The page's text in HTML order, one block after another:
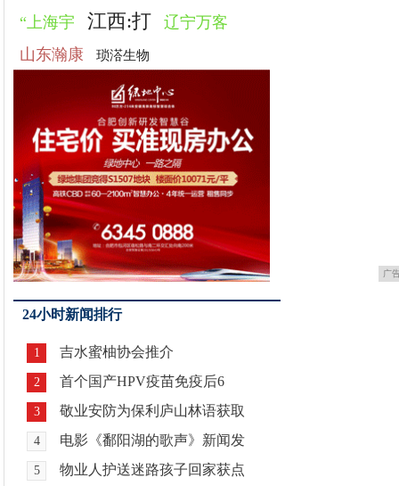
“上海宇 江西:打
辽宁万客
山东瀚康
琐溚生物
广
24小时新闻排行
1 吉水蜜柚协会推介
2 首个国产HPV疫苗免疫后6
3 敬业安防为保利庐山林语获取
4 电影《鄱阳湖的歌声》新闻发
5 物业人护送迷路孩子回家获点